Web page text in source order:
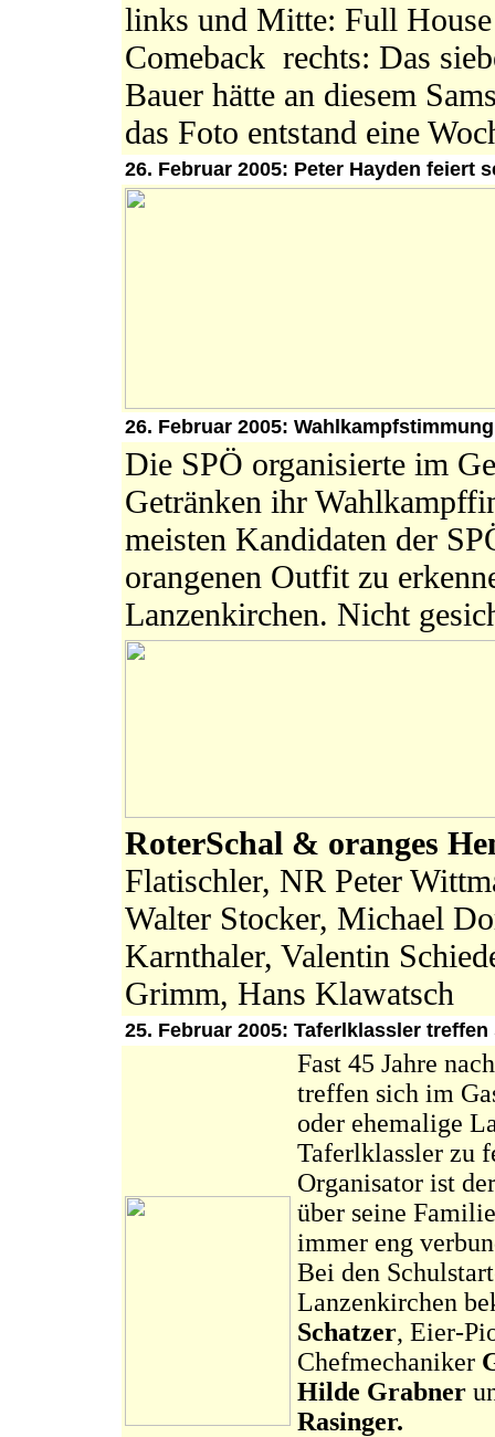
links und Mitte: Full
Comeback rechts: Das
Bauer hätte an diesem
das Foto entstand eine
26. Februar 2005: Peter Hayden feiert
26. Februar 2005:
Die SPÖ organisierte im
Getränken ihr
meisten Kandidaten der
orangenen Outfit zu
Lanzenkirchen. Nicht
RoterSchal & oranges
Flatischler, NR Peter
Walter Stocker, Michael
Karnthaler, Valentin
Grimm, Hans Klawatsch
25. Februar 2005: Taferlklassler
Fast 45 Jahre
treffen sich im
oder ehemalige
Taferlklassler zu
Organisator ist
über seine
immer eng
Bei den
Lanzenkirchen
Schatzer, Eier-
Chefmechaniker
Hilde Grabner
Rasinger.